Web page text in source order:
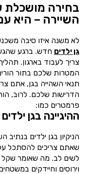
בחירה מושכלת
השיירה – היא
לא משנה איזו סיבה
גן ילדים חדש. ברגע
צריך לעבוד בארגון.
המטרות שלכם בתור
תנאי השהייה בגן, אתם
הדרישות שלכם. לרוב,
פרמטרים כמו:
ההיגיינה בגן ילדים
הניקיון בגן ילדים
שאתם צריכים להסתכל
לשים לב. מה שאומר שקל
וירוסים וחיידקים